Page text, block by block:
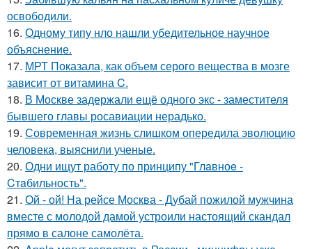
освободили.
16. Одному типу нло нашли убедительное научное
объяснение.
17. МРТ Показала, как объем серого вещества в мозге
зависит от витамина C.
18. В Москве задержали ещё одного экс - заместителя
бывшего главы росавиации нерадько.
19. Современная жизнь слишком опередила эволюцию
человека, выяснили ученые.
20. Одни ищут работу по принципу "Глaвноe -
Cтaбильность".
21. Ой - ой! На рейсе Москва - Дубай пожилой мужчина
вместе с молодой дамой устроили настоящий скандал
прямо в салоне самолёта.